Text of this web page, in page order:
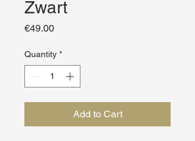
Zwart
€49.00Price
Quantity *
Add to Cart